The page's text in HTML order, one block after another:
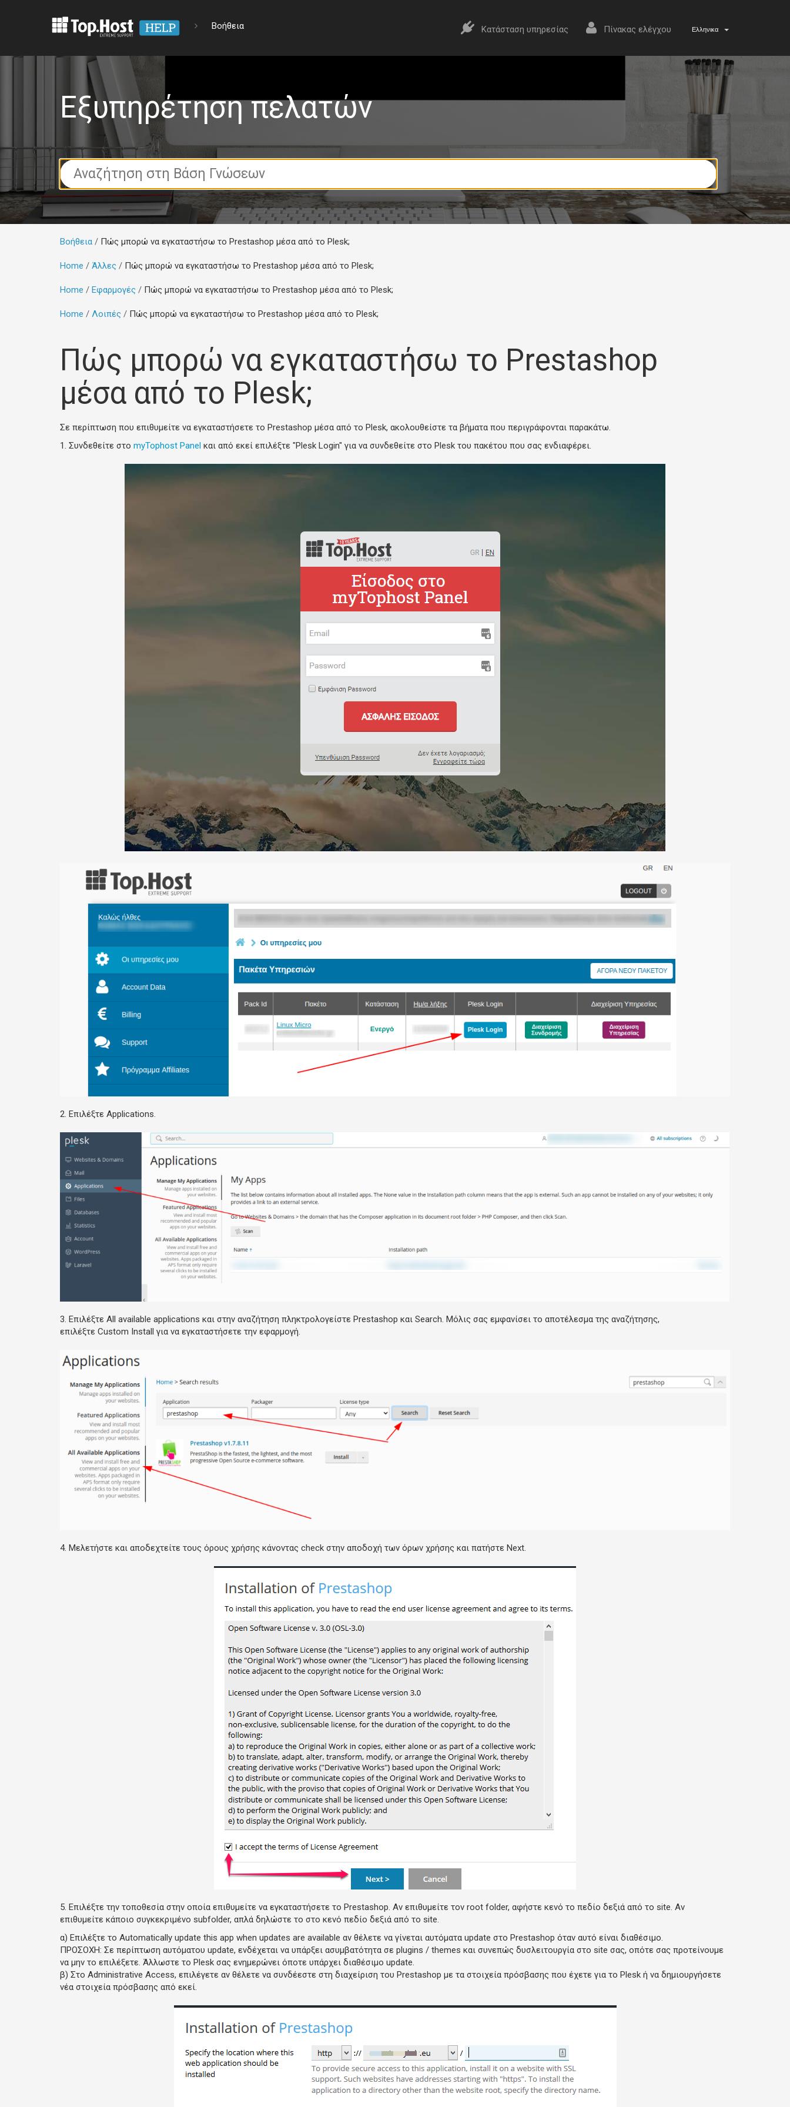
Βοήθεια Κατάσταση υπηρεσίας Πίνακας ελέγχου Ελληνικα
Εξυπηρέτηση πελατών
Search
For
Βοήθεια Πώς μπορώ να εγκαταστήσω το Prestashop μέσα από το Plesk;
Home Άλλες Πώς μπορώ να εγκαταστήσω το Prestashop μέσα από το Plesk;
Home Εφαρμογές Πώς μπορώ να εγκαταστήσω το Prestashop μέσα από το Plesk;
Home Λοιπές Πώς μπορώ να εγκαταστήσω το Prestashop μέσα από το Plesk;
Πώς μπορώ να εγκαταστήσω το Prestashop
μέσα από το Plesk;
Σε περίπτωση που επιθυμείτε να εγκαταστήσετε το Prestashop μέσα από το Plesk, ακολουθείστε τα βήματα που περιγράφονται παρακάτω.
1. Συνδεθείτε στο myTophost Panel και από εκεί επιλέξτε "Plesk Login" για να συνδεθείτε στο Plesk του πακέτου που σας ενδιαφέρει.
2. Επιλέξτε Applications.
3. Επιλέξτε All available applications και στην αναζήτηση πληκτρολογείστε Prestashop και Search. Μόλις σας εμφανίσει το αποτέλεσμα της αναζήτησης,
επιλέξτε Custom Install για να εγκαταστήσετε την εφαρμογή.
4. Μελετήστε και αποδεχτείτε τους όρους χρήσης κάνοντας check στην αποδοχή των όρων χρήσης και πατήστε Next.
5. Επιλέξτε την τοποθεσία στην οποία επιθυμείτε να εγκαταστήσετε το Prestashop. Αν επιθυμείτε τον root folder, αφήστε κενό το πεδίο δεξιά από το site. Αν
επιθυμείτε κάποιο συγκεκριμένο subfolder, απλά δηλώστε το στο κενό πεδίο δεξιά από το site.
α) Επιλέξτε το Automatically update this app when updates are available αν θέλετε να γίνεται αυτόματα update στο Prestashop όταν αυτό είναι διαθέσιμο.
ΠΡΟΣΟΧΗ: Σε περίπτωση αυτόματου update, ενδέχεται να υπάρξει ασυμβατότητα σε plugins / themes και συνεπώς δυσλειτουργία στο site σας, οπότε σας προτείνουμε
να μην το επιλέξετε. Άλλωστε το Plesk σας ενημερώνει όποτε υπάρχει διαθέσιμο update.
β) Στο Administrative Access, επιλέγετε αν θέλετε να συνδέεστε στη διαχείριση του Prestashop με τα στοιχεία πρόσβασης που έχετε για το Plesk ή να δημιουργήσετε
νέα στοιχεία πρόσβασης από εκεί.